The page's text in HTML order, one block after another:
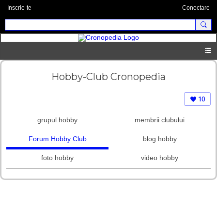
Inscrie-te Conectare
Hobby-Club Cronopedia
10
grupul hobby membrii clubului
Forum Hobby Club blog hobby
foto hobby video hobby